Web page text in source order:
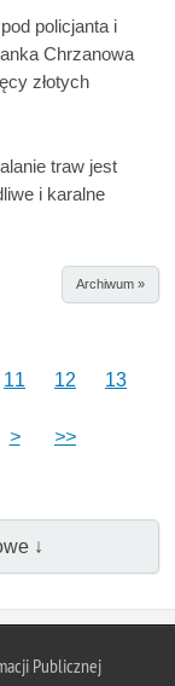
policjanta i
Chrzanowa
złotych
traw jest
i karalne
Archiwum »
11 12 13
> >>
↓
Publicznej